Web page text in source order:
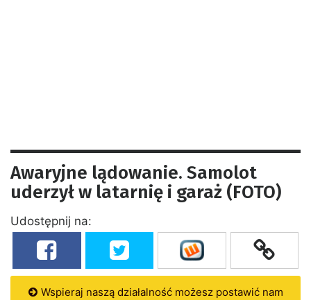
Awaryjne lądowanie. Samolot
uderzył w latarnię i garaż (FOTO)
Udostępnij na:
Wspieraj naszą działalność możesz postawić nam